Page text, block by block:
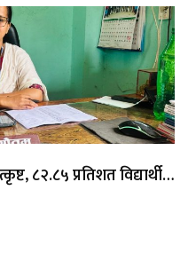
८२.८५ प्रतिशत विद्यार्थी…